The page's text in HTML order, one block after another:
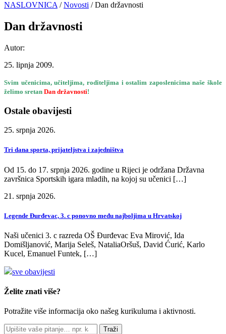
NASLOVNICA /Novosti / Dan državnosti
Dan državnosti
Autor:
25. lipnja 2009.
Svim učenicima, učiteljima, roditeljima i ostalim zaposlenicima naše škole
želimo sretan Dan državnosti!
Ostale obavijesti
25. srpnja 2026.
Tri dana sporta, prijateljstva i zajedništva
Od 15. do 17. srpnja 2026. godine u Rijeci je održana Državna
završnica Sportskih igara mladih, na kojoj su učenici […]
21. srpnja 2026.
Legende Đurđevac, 3. c ponovno među najboljima u Hrvatskoj
Naši učenici 3. c razreda OŠ Đurđevac Eva Mirović, Ida
Domišljanović, Marija Seleš, NataliaOršuš, David Ćurić, Karlo
Kucel, Emanuel Funtek, […]
sve obavijesti
Želite znati više?
Potražite više informacija oko našeg kurikuluma i aktivnosti.
Traži